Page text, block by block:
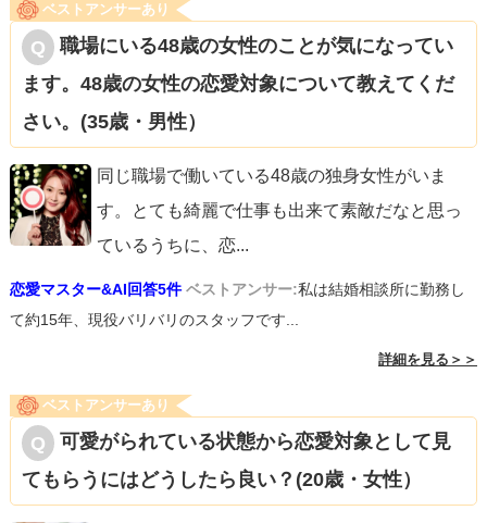
ベストアンサーあり
職場にいる48歳の女性のことが気になってい
ます。48歳の女性の恋愛対象について教えてくだ
さい。(35歳・男性）
同じ職場で働いている48歳の独身女性がいま
す。とても綺麗で仕事も出来て素敵だなと思っ
ているうちに、恋...
恋愛マスター&AI回答5件 ベストアンサー:私は結婚相談所に勤務し
て約15年、現役バリバリのスタッフです...
詳細を見る＞＞
ベストアンサーあり
可愛がられている状態から恋愛対象として見
てもらうにはどうしたら良い？(20歳・女性）